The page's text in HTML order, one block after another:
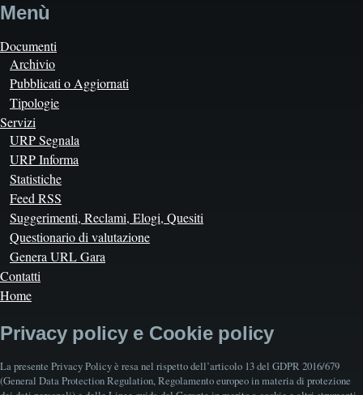
Menù
Documenti
Archivio
Pubblicati o Aggiornati
Tipologie
Servizi
URP Segnala
URP Informa
Statistiche
Feed RSS
Suggerimenti, Reclami, Elogi, Quesiti
Questionario di valutazione
Genera URL Gara
Contatti
Home
Privacy policy e Cookie policy
La presente Privacy Policy è resa nel rispetto dell’articolo 13 del GDPR 2016/679
(General Data Protection Regulation, Regolamento europeo in materia di protezione